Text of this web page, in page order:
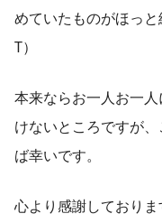
めていたものがほっ
T）
本来ならお一人お一
けないところですが
ば幸いです。
心より感謝しており